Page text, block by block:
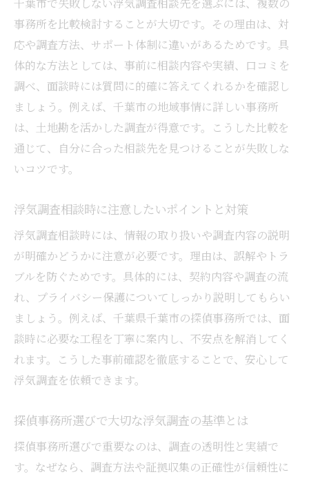
千葉市で失敗しない浮気調査相談先を選ぶには、複数の
事務所を比較検討することが大切です。その理由は、対
応や調査方法、サポート体制に違いがあるためです。具
体的な方法としては、事前に相談内容や実績、口コミを
調べ、面談時には質問に的確に答えてくれるかを確認し
ましょう。例えば、千葉市の地域事情に詳しい事務所
は、土地勘を活かした調査が得意です。こうした比較を
通じて、自分に合った相談先を見つけることが失敗しな
いコツです。
浮気調査相談時に注意したいポイントと対策
浮気調査相談時には、情報の取り扱いや調査内容の説明
が明確かどうかに注意が必要です。理由は、誤解やトラ
ブルを防ぐためです。具体的には、契約内容や調査の流
れ、プライバシー保護についてしっかり説明してもらい
ましょう。例えば、千葉県千葉市の探偵事務所では、面
談時に必要な工程を丁寧に案内し、不安点を解消してく
れます。こうした事前確認を徹底することで、安心して
浮気調査を依頼できます。
探偵事務所選びで大切な浮気調査の基準とは
探偵事務所選びで重要なのは、調査の透明性と実績で
す。なぜなら、調査方法や証拠収集の正確性が信頼性に